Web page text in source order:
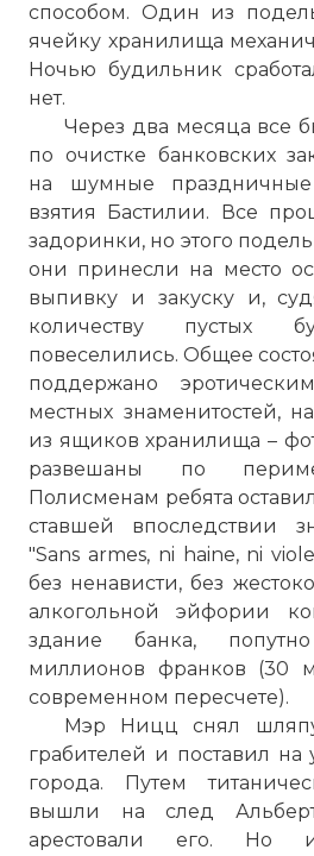
способом. Один из
ячейку хранилища
Ночью будильник
нет.
Через два месяца все
по очистке банковских
на шумные
взятия Бастилии. Все
задоринки, но этого
они принесли на место
выпивку и закуску и,
количеству пустых
повеселились. Общее
поддержано
местных знаменитостей,
из ящиков хранилища –
развешаны по
Полисменам ребята
ставшей впоследствии
"Sans armes, ni haine, ni
без ненависти, без
алкогольной эйфории
здание банка,
миллионов франков (30
современном пересчете).
Мэр Ницц снял
грабителей и поставил
города. Путем
вышли на след
арестовали его. Но